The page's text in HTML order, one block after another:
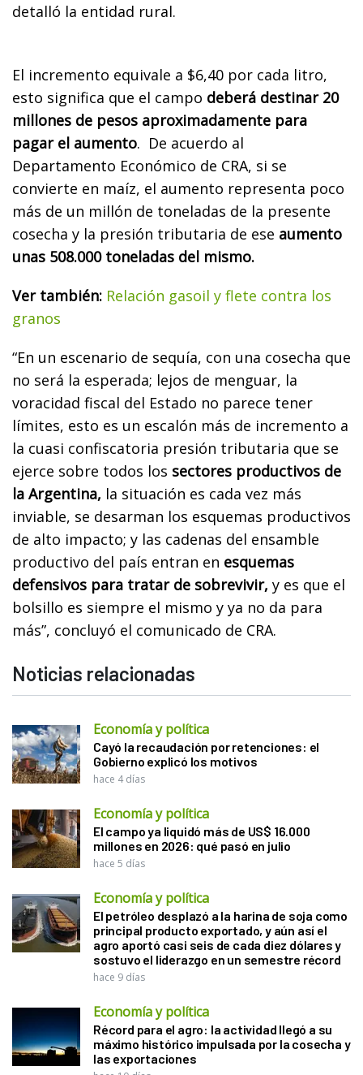
detalló la entidad rural.
El incremento equivale a $6,40 por cada litro,
esto significa que el campo deberá destinar 20
millones de pesos aproximadamente para
pagar el aumento. De acuerdo al
Departamento Económico de CRA, si se
convierte en maíz, el aumento representa poco
más de un millón de toneladas de la presente
cosecha y la presión tributaria de ese aumento
unas 508.000 toneladas del mismo.
Ver también: Relación gasoil y flete contra los
granos
“En un escenario de sequía, con una cosecha que
no será la esperada; lejos de menguar, la
voracidad fiscal del Estado no parece tener
límites, esto es un escalón más de incremento a
la cuasi confiscatoria presión tributaria que se
ejerce sobre todos los sectores productivos de
la Argentina, la situación es cada vez más
inviable, se desarman los esquemas productivos
de alto impacto; y las cadenas del ensamble
productivo del país entran en esquemas
defensivos para tratar de sobrevivir, y es que el
bolsillo es siempre el mismo y ya no da para
más”, concluyó el comunicado de CRA.
Noticias relacionadas
Economía y política
Cayó la recaudación por retenciones: el
Gobierno explicó los motivos
hace 4 días
Economía y política
El campo ya liquidó más de US$ 16.000
millones en 2026: qué pasó en julio
hace 5 días
Economía y política
El petróleo desplazó a la harina de soja como
principal producto exportado, y aún así el
agro aportó casi seis de cada diez dólares y
sostuvo el liderazgo en un semestre récord
hace 9 días
Economía y política
Récord para el agro: la actividad llegó a su
máximo histórico impulsada por la cosecha y
las exportaciones